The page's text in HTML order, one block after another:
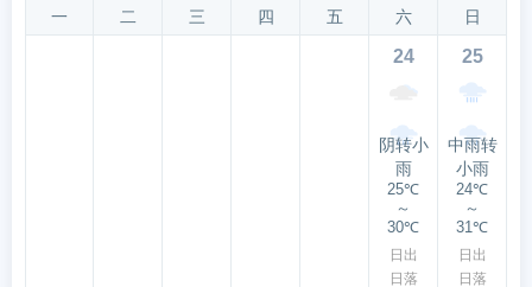
一 二 三 四 五 六 日
24
阴转小
雨
25℃
～
30℃
日出
日落
25
中雨转
小雨
24℃
～
31℃
日出
日落